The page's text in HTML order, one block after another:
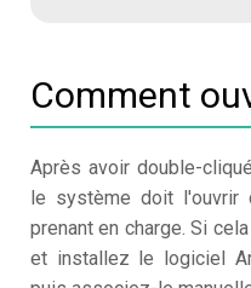
Comment
Après avoir double-
le système doit l'ouvrir
prenant en charge. Si
et installez le logiciel